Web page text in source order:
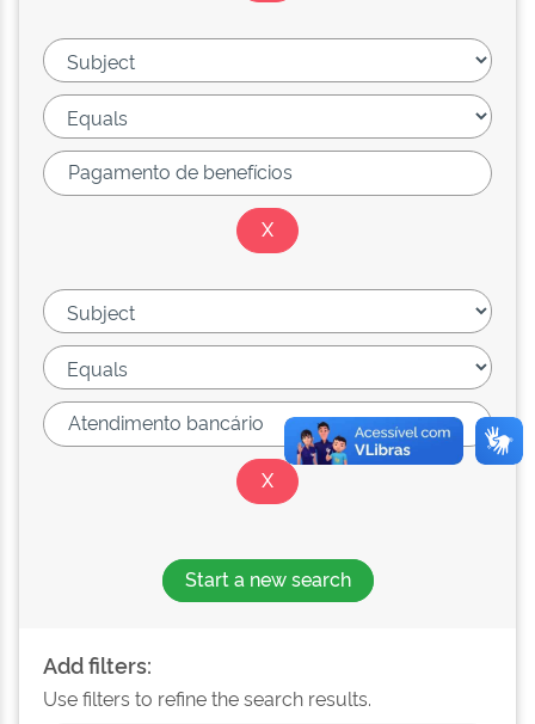
Start a new search
Add filters:
Use filters to refine the search results.